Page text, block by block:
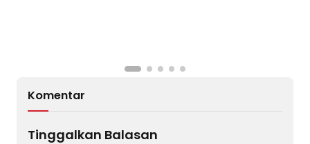
Komentar
Tinggalkan Balasan